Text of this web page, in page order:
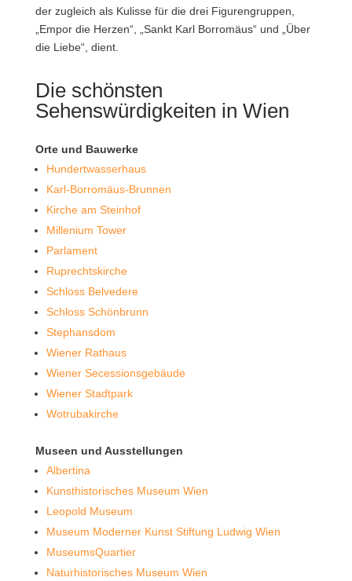
der zugleich als Kulisse für die drei Figurengruppen,
„Empor die Herzen“, „Sankt Karl Borromäus“ und „Über
die Liebe“, dient.
Die schönsten
Sehenswürdigkeiten in Wien
Orte und Bauwerke
Hundertwasserhaus
Karl-Borromäus-Brunnen
Kirche am Steinhof
Millenium Tower
Parlament
Ruprechtskirche
Schloss Belvedere
Schloss Schönbrunn
Stephansdom
Wiener Rathaus
Wiener Secessionsgebäude
Wiener Stadtpark
Wotrubakirche
Museen und Ausstellungen
Albertina
Kunsthistorisches Museum Wien
Leopold Museum
Museum Moderner Kunst Stiftung Ludwig Wien
MuseumsQuartier
Naturhistorisches Museum Wien